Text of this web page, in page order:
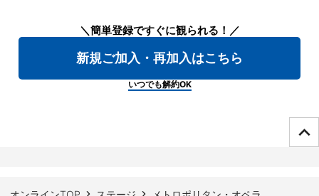
＼簡単登録ですぐに観られる！／
新規ご加入・再加入はこちら
いつでも解約OK